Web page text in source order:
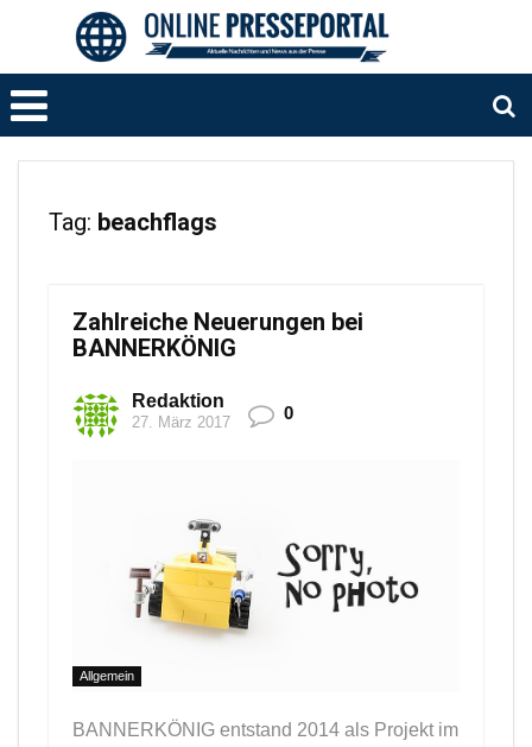
Tag: beachflags
Zahlreiche Neuerungen bei
BANNERKÖNIG
Redaktion
27. März 2017 0
Allgemein
BANNERKÖNIG entstand 2014 als Projekt im